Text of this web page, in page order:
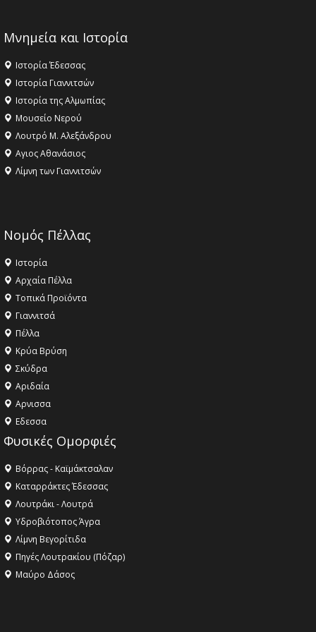
Μνημεία και Ιστορία
Ιστορία Έδεσσας
Ιστορία Γιαννιτσών
Ιστορία της Αλμωπίας
Μουσείο Νερού
Λουτρό Μ. Αλεξάνδρου
Αγιος Αθανάσιος
Λίμνη των Γιαννιτσών
Νομός Πέλλας
Ιστορία
Αρχαία Πέλλα
Τοπικά Προϊόντα
Γιαννιτσά
Πέλλα
Κρύα Βρύση
Σκύδρα
Αριδαία
Aρνισσα
Eδεσσα
Φυσικές Ομορφιές
Βόρρας - Καϊμάκτσαλαν
Καταρράκτες Έδεσσας
Λουτράκι - Λουτρά
Υδροβιότοπος Άγρα
Λίμνη Βεγορίτιδα
Πηγές Λουτρακίου (Πόζαρ)
Μαύρο Δάσος